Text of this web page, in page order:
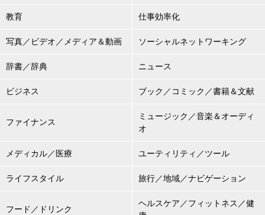
教育 仕事効率化
写真／ビデオ／メディア＆動画 ソーシャルネットワーキング
辞書／辞典 ニュース
ビジネス ブック／コミック／書籍＆文献
ファイナンス
ミュージック／音楽＆オーディ
オ
メディカル／医療 ユーティリティ／ツール
ライフスタイル 旅行／地域／ナビゲーション
フード／ドリンク
ヘルスケア／フィットネス／健